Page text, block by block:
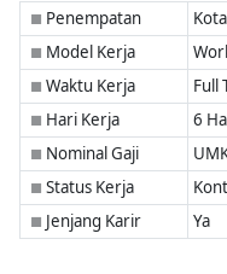
■ Penempatan
■ Model Kerja
■ Waktu Kerja Full
■ Hari Kerja 6
■ Nominal Gaji
■ Status Kerja
■ Jenjang Karir Ya